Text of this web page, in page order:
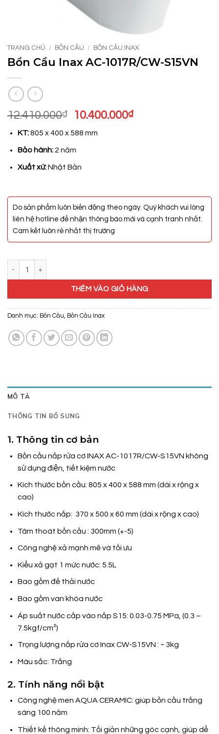
TRANG CHỦ / BỒN CẦU / BỒN CẦU INAX
Bồn Cầu Inax AC-1017R/CW-S15VN
12.410.000₫
Giá
là:
12.410.000₫.
10.400.000₫Giá
KT:805 x 400 x 588 mm
Bảo hành: 2 năm
Xuất xứ:Nhật Bản
Do sản phẩm luôn biến động theo ngày. Quý khách vui lòng
liên hệ hotline để nhận thông báo mới và cạnh tranh nhất.
Cam kết luôn rẻ nhất thị trường
THÊM VÀO GIỎ HÀNG
Danh mục: Bồn Cầu, Bồn Cầu Inax
MÔ TẢ
THÔNG TIN BỔ SUNG
1. Thông tin cơ bản
Bồn cầu nắp rửa cơ INAX AC-1017R/CW-S15VN không
sử dụng điện, tiết kiệm nước
Kích thước bồn cầu: 805 x 400 x 588 mm (dài x rộng x
cao)
Kích thước nắp: 370 x 500 x 60 mm (dài x rộng x cao)
Tâm thoát bồn cầu : 300mm (+-5)
Công nghệ xả mạnh mẽ và tối ưu
Kiểu xả gạt 1 mức nước: 5.5L
Bao gồm đế thải nước
Bao gồm van khóa nước
Áp suất nước cấp vào nắp S15: 0.03-0.75 MPa, (0.3 –
7.5kgf/cm²)
Trọng lượng nắp rửa cơ Inax CW-S15VN : ~ 3kg
Màu sắc: Trắng
2. Tính năng nổi bật
Công nghệ men AQUA CERAMIC: giúp bồn cầu trắng
sáng 100 năm
Thiết kế thông minh: Tối giản những góc cạnh, giúp dể